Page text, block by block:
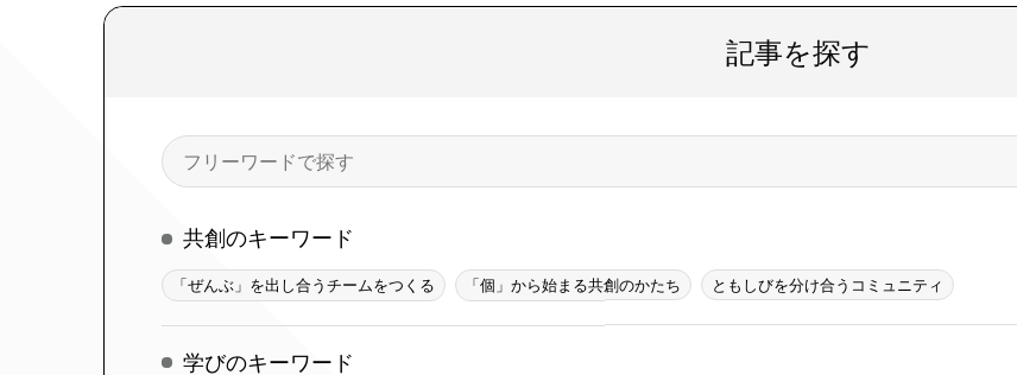
記事を探す
検
索
共創のキーワード
「ぜんぶ」を出し合うチームをつくる 「個」から始まる共創のかたち ともしびを分け合うコミュニティ
学びのキーワード